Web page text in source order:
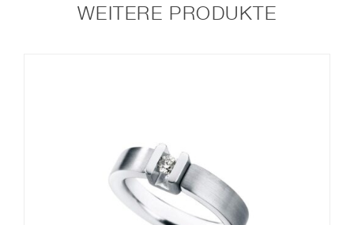
WEITERE PRODUKTE